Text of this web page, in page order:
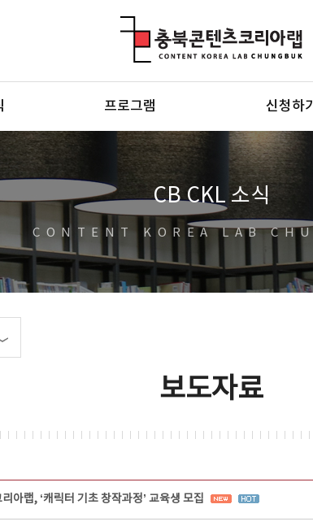
프로그램 신청하기
CB CKL 소식
CONTENT KOREA LAB
보도자료
아랩, ‘캐릭터 기초 창작과정’ 교육생 모집